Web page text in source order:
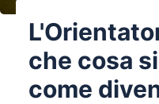
che cosa
come